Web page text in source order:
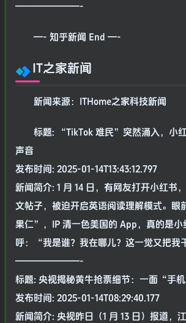
———————-
—- 知乎新闻 End —-
IT之家新闻
新闻来源：ITHome之家科技新闻
标题: “TikTok 难民”突然涌入，小
声音
发布时间: 2025-01-14T13:43:12.797
新闻简介: 1 月 14 日，有网友打开小红书
文帖子，被迫开启英语阅读理解模式。
果仁”，IP 清一色美国的 App，真的是小
呼：“我是谁？我在哪儿？这一觉又把我
———————-
标题: 央视揭秘黄牛抢票细节：一面“手
发布时间: 2025-01-14T08:29:40.177
新闻简介: 央视昨日（1 月 13 日）报道，